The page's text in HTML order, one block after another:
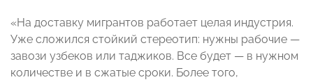
«На доставку мигрантов работает целая индустрия.
Уже сложился стойкий стереотип: нужны рабочие —
завози узбеков или таджиков. Все будет — в нужном
количестве и в сжатые сроки. Более того,